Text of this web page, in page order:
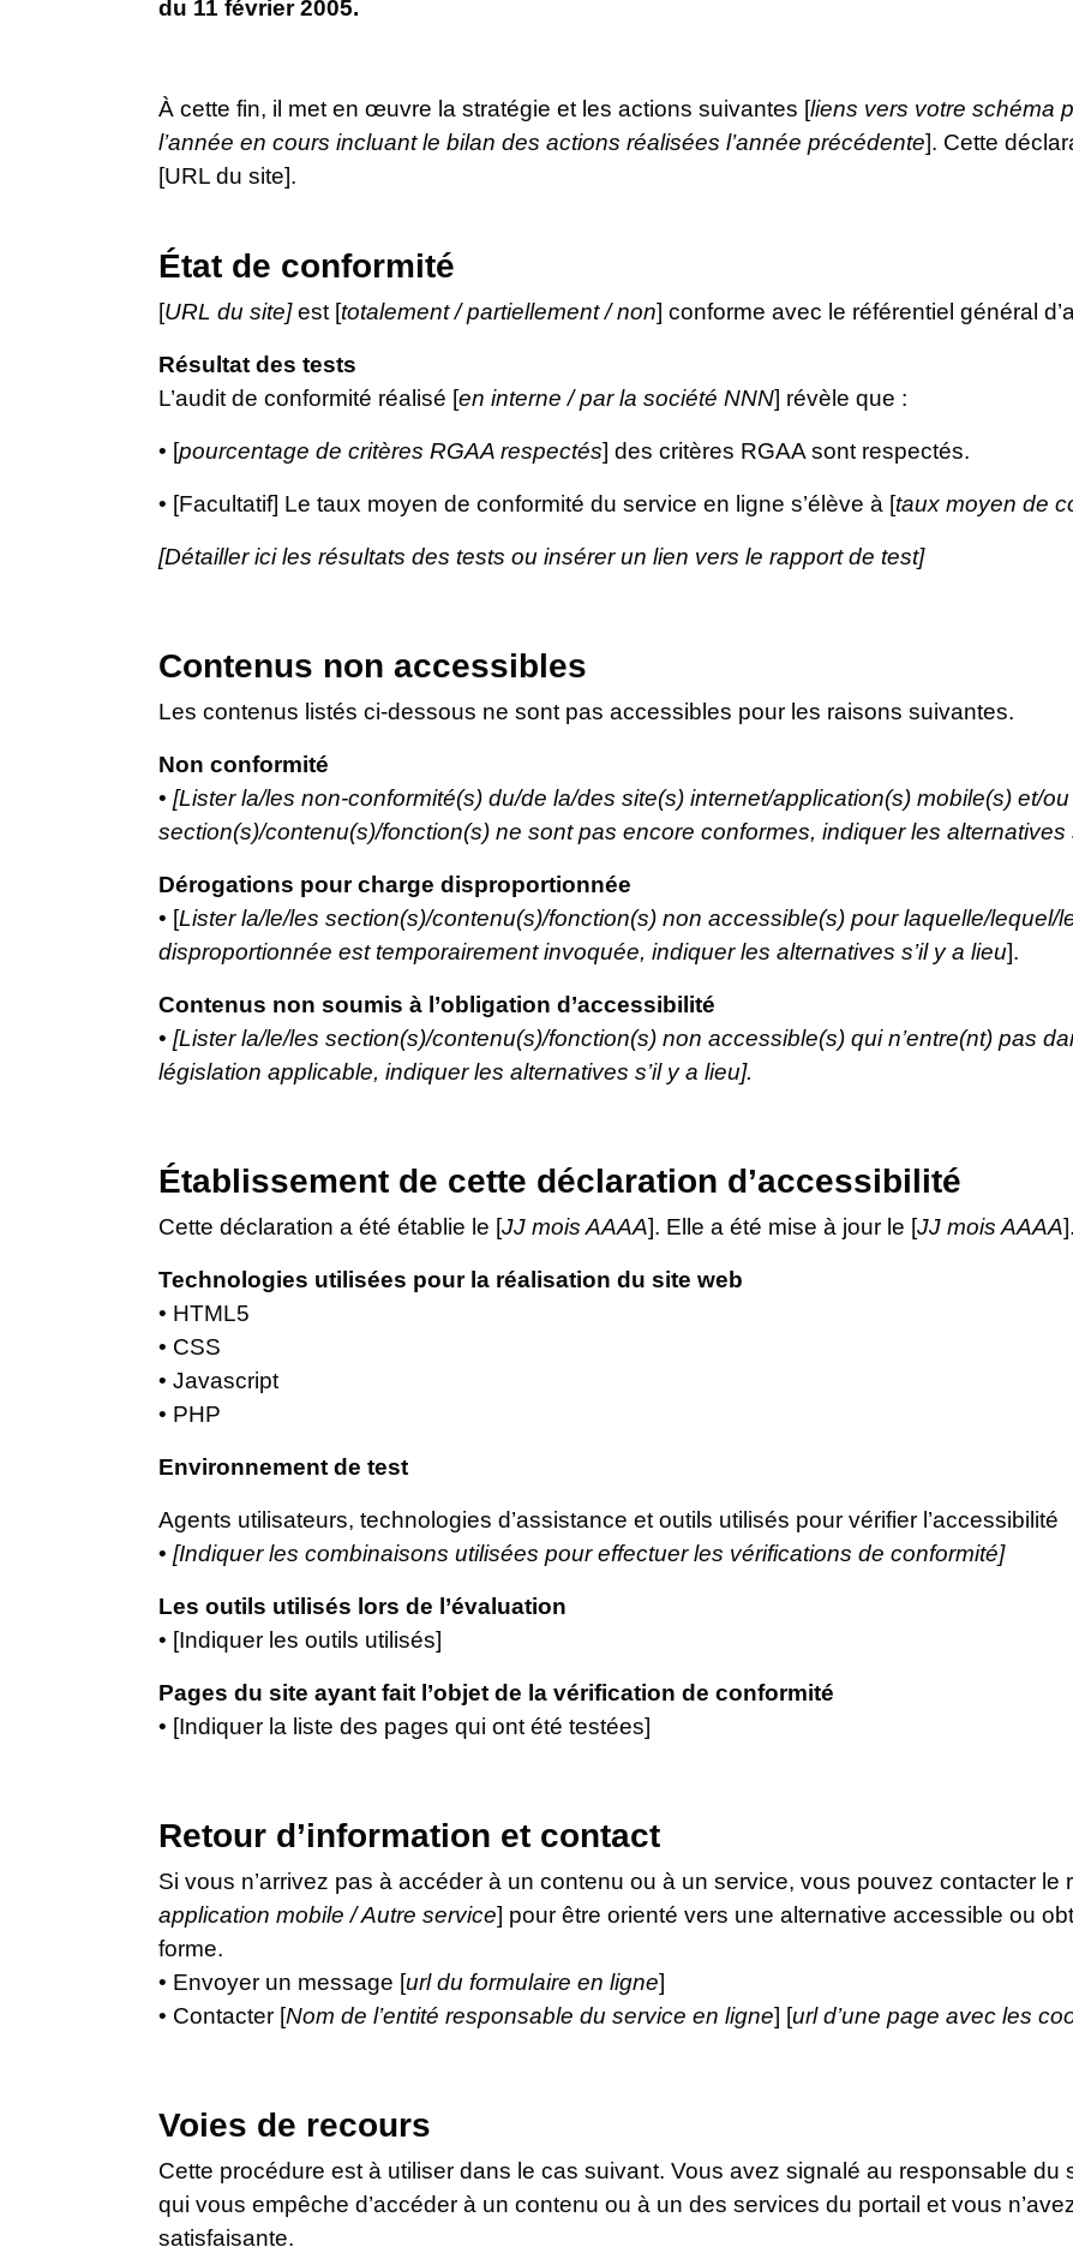
du 11 février 2005.
À cette fin, il met en œuvre la stratégie et les actions suivantes [liens vers votre schéma
l’année en cours incluant le bilan des actions réalisées l’année précédente]. Cette
[URL du site].
État de conformité
[URL du site]est [totalement / partiellement / non] conforme avec le référentiel général
Résultat des tests
L’audit de conformité réalisé [en interne / par la société NNN] révèle que :
• [pourcentage de critères RGAA respectés] des critères RGAA sont respectés.
• [Facultatif] Le taux moyen de conformité du service en ligne s’élève à [taux moyen de
[Détailler ici les résultats des tests ou insérer un lien vers le rapport de test]
Contenus non accessibles
Les contenus listés ci-dessous ne sont pas accessibles pour les raisons suivantes.
Non conformité
• [Lister la/les non-conformité(s) du/de la/des site(s) internet/application(s) mobile(s) et/
section(s)/contenu(s)/fonction(s) ne sont pas encore conformes, indiquer les alternatives
Dérogations pour charge disproportionnée
• [Lister la/le/les section(s)/contenu(s)/fonction(s) non accessible(s) pour laquelle/lequel/
disproportionnée est temporairement invoquée, indiquer les alternatives s’il y a lieu].
Contenus non soumis à l’obligation d’accessibilité
• [Lister la/le/les section(s)/contenu(s)/fonction(s) non accessible(s) qui n’entre(nt) pas
législation applicable, indiquer les alternatives s’il y a lieu].
Établissement de cette déclaration d’accessibilité
Cette déclaration a été établie le [JJ mois AAAA]. Elle a été mise à jour le [JJ mois AAAA].
Technologies utilisées pour la réalisation du site web
• HTML5
• CSS
• Javascript
• PHP
Environnement de test
Agents utilisateurs, technologies d’assistance et outils utilisés pour vérifier l’accessibilité
• [Indiquer les combinaisons utilisées pour effectuer les vérifications de conformité]
Les outils utilisés lors de l’évaluation
• [Indiquer les outils utilisés]
Pages du site ayant fait l’objet de la vérification de conformité
• [Indiquer la liste des pages qui ont été testées]
Retour d’information et contact
Si vous n’arrivez pas à accéder à un contenu ou à un service, vous pouvez contacter le
application mobile / Autre service] pour être orienté vers une alternative accessible ou
forme.
• Envoyer un message [url du formulaire en ligne]
• Contacter [Nom de l’entité responsable du service en ligne] [url d’une page avec les
Voies de recours
Cette procédure est à utiliser dans le cas suivant. Vous avez signalé au responsable du
qui vous empêche d’accéder à un contenu ou à un des services du portail et vous
satisfaisante.